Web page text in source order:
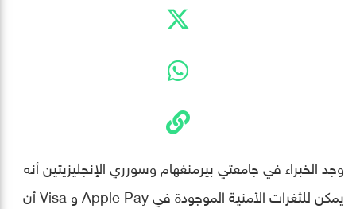
وجد الخبراء في جامعتي بيرمنغهام وسورري الإنجليزيتين أنه
يمكن للثغرات الأمنية الموجودة في Apple Pay و Visa أن